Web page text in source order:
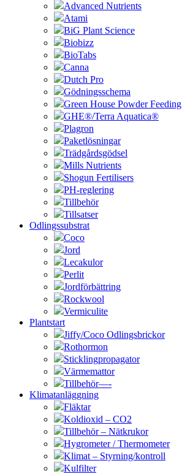
Advanced Nutrients
Atami
BiG Plant Science
Biobizz
BioTabs
Canna
Dutch Pro
Gödningsschema
Green House Powder Feeding
GHE®/Terra Aquatica®
Plagron
Paketlösningar
Trädgårdsgödsel
Mills Nutrients
Shogun Fertilisers
PH-reglering
Tillbehör
Tillsatser
Odlingssubstrat
Coco
Jord
Lecakulor
Perlit
Jordförbättring
Rockwool
Vermiculite
Plantstart
Jiffy/Coco Odlingsbrickor
Rothormon
Sticklingpropagator
Värmemattor
Tillbehör—-
Klimatanläggning
Fläktar
Koldioxid – CO2
Tillbehör – Nätkrukor
Hygrometer / Thermometer
Klimat – Styrning/kontroll
Kulfilter